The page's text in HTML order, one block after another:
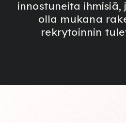
innostuneita
olla mukana
rekrytoinnin